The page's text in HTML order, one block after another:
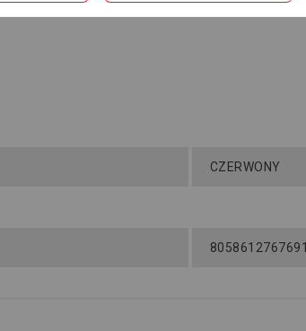
CZERWONY
8058612767691